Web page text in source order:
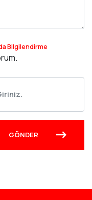
Bilgilendirme